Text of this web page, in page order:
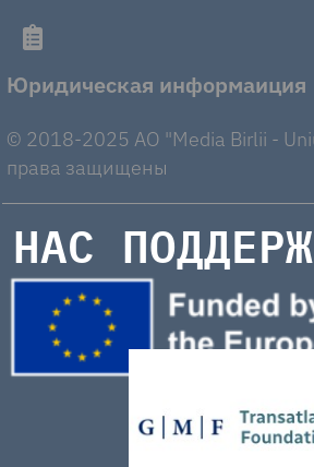
Юридическая информаиция
© 2018-2025 AO "Media Birlii -
права защищены
НАС